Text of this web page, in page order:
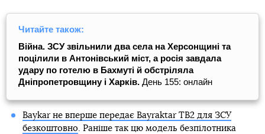
Читайте також:
Війна. ЗСУ звільнили два села на Херсонщині та
поцілили в Антонівський міст, а росія завдала
удару по готелю в Бахмуті й обстріляла
Дніпропетровщину і Харків. День 155: онлайн
Baykar не вперше передає Bayraktar TB2 для ЗСУ
безкоштовно. Раніше так цю модель безпілотника